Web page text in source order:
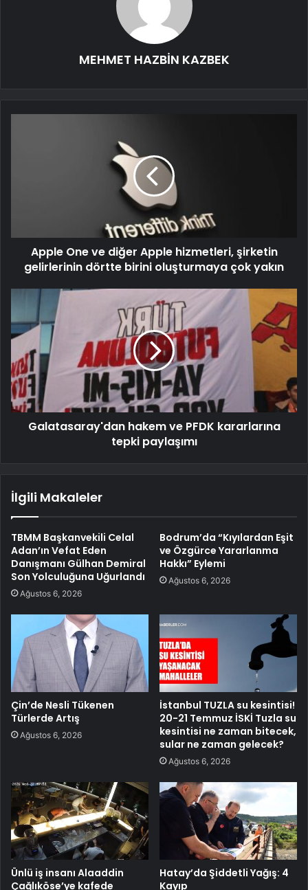
MEHMET HAZBİN KAZBEK
Apple One ve diğer Apple hizmetleri, şirketin
gelirlerinin dörtte birini oluşturmaya çok yakın
Galatasaray'dan hakem ve PFDK kararlarına
tepki paylaşımı
İlgili Makaleler
TBMM Başkanvekili Celal
Adan’ın Vefat Eden
Danışmanı Gülhan Demiral
Son Yolculuğuna Uğurlandı
Ağustos 6, 2026
Bodrum’da “Kıyılardan Eşit
ve Özgürce Yararlanma
Hakkı” Eylemi
Ağustos 6, 2026
Çin’de Nesli Tükenen
Türlerde Artış
Ağustos 6, 2026
İstanbul TUZLA su kesintisi!
20-21 Temmuz İSKİ Tuzla su
kesintisi ne zaman bitecek,
sular ne zaman gelecek?
Ağustos 6, 2026
Ünlü iş insanı Alaaddin
Çağlıköse’ye kafede
Hatay’da Şiddetli Yağış: 4
Kayıp